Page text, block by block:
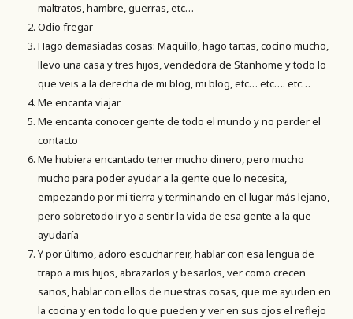
maltratos, hambre, guerras, etc…
Odio fregar
Hago demasiadas cosas: Maquillo, hago tartas, cocino mucho,
llevo una casa y tres hijos, vendedora de Stanhome y todo lo
que veis a la derecha de mi blog, mi blog, etc… etc…. etc…
Me encanta viajar
Me encanta conocer gente de todo el mundo y no perder el
contacto
Me hubiera encantado tener mucho dinero, pero mucho
mucho para poder ayudar a la gente que lo necesita,
empezando por mi tierra y terminando en el lugar más lejano,
pero sobretodo ir yo a sentir la vida de esa gente a la que
ayudaría
Y por último, adoro escuchar reir, hablar con esa lengua de
trapo a mis hijos, abrazarlos y besarlos, ver como crecen
sanos, hablar con ellos de nuestras cosas, que me ayuden en
la cocina y en todo lo que pueden y ver en sus ojos el reflejo